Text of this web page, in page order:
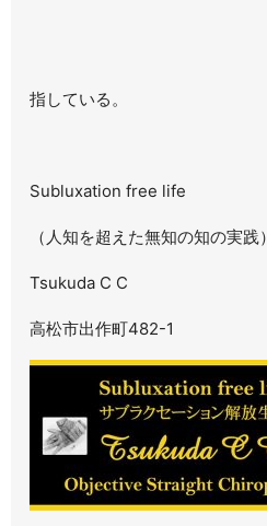
指している。
Subluxation free life
（人知を超えた無知の知の実践）
Tsukuda C C
高松市出作町482-1